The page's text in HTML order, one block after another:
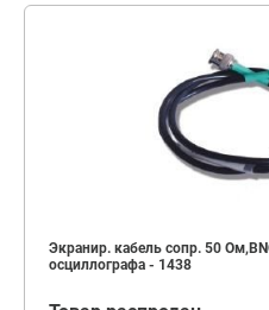
Экранир. кабель сопр. 50
осциллографа - 1438